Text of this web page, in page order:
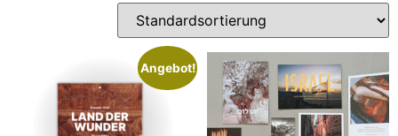
Angebot!